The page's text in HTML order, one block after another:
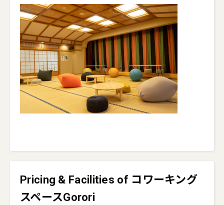
Pricing & Facilities of コワーキング
スペースGorori